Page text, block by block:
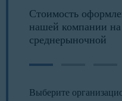
Стоимость
нашей компании
среднерыночной
Выберите